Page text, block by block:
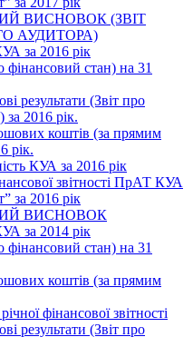
ВИСНОВОК (ЗВІТ
АУДИТОРА)
за 2016 рік
фінансовий стан) на 31
результати (Звіт про
за 2016 рік.
коштів (за прямим
рік.
КУА за 2016 рік
звітності ПрАТ КУА
за 2016 рік
ВИСНОВОК
за 2014 рік
фінансовий стан) на 31
коштів (за прямим
фінансової звітності
результати (Звіт про